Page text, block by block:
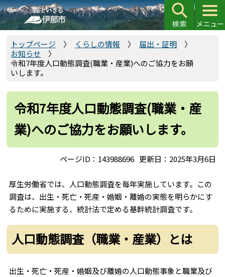
こ
の
ペ
頭
トップページ くらしの情報
届出・証明
お知らせ
令和7年度人口動態調査(職業・産業)へのご協力をお願
いします。
令和7年度人口動態調査(職業・産
業)へのご協力をお願いします。
ページID：143988696 更新日：2025年3月6日
厚生労働省では、人口動態調査を毎年実施しています。この
調査は、出生・死亡・死産・婚姻・離婚の実態を明らかにす
るために実施する、統計法で定める基幹統計調査です。
人口動態調査（職業・産業）とは
出生・死亡・死産・婚姻及び離婚の人口動態事象と職業及び